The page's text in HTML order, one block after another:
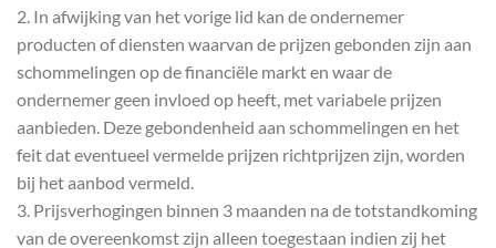
2. In afwijking van het vorige lid kan de ondernemer
producten of diensten waarvan de prijzen gebonden zijn aan
schommelingen op de financiële markt en waar de
ondernemer geen invloed op heeft, met variabele prijzen
aanbieden. Deze gebondenheid aan schommelingen en het
feit dat eventueel vermelde prijzen richtprijzen zijn, worden
bij het aanbod vermeld.
3. Prijsverhogingen binnen 3 maanden na de totstandkoming
van de overeenkomst zijn alleen toegestaan indien zij het